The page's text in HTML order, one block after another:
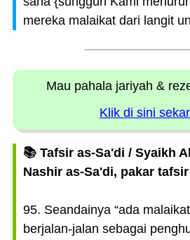
mereka malaikat dari langit
Mau pahala jariyah &
Klik di sini
📚 Tafsir as-Sa'di / Syaikh
Nashir as-Sa'di, pakar tafsir
95. Seandainya “ada
berjalan-jalan sebagai